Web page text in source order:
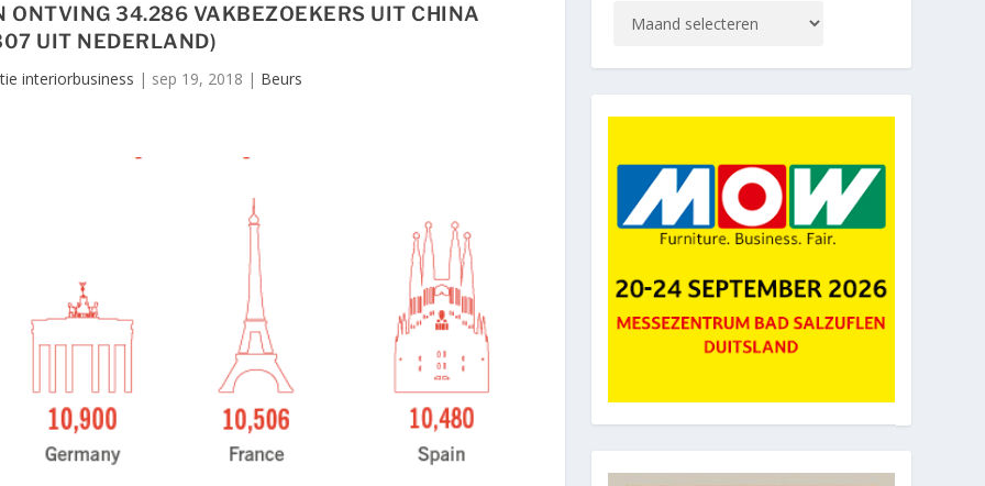
34.286 VAKBEZOEKERS UIT CHINA
UIT NEDERLAND)
interiorbusiness | sep 19, 2018 | Beurs